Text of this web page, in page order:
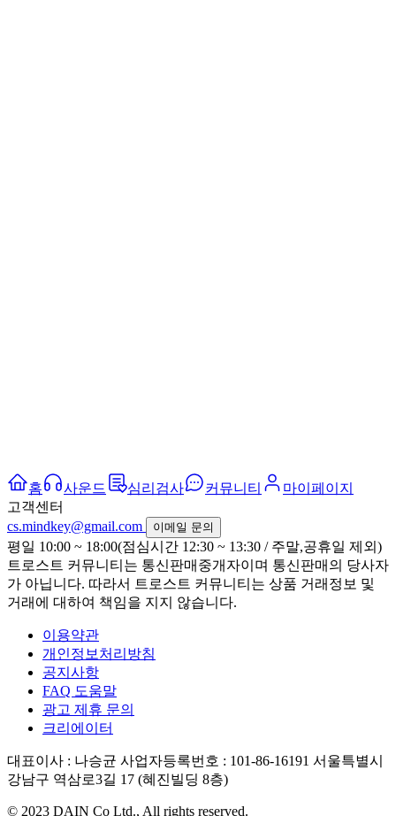
홈 사운드 심리검사 커뮤니티
마이페이지
고객센터
cs.mindkey@gmail.com
이메일 문의
평일 10:00 ~ 18:00(점심시간 12:30 ~ 13:30 / 주말,공휴일 제외)
트로스트 커뮤니티는 통신판매중개자이며 통신판매의 당사자
가 아닙니다. 따라서 트로스트 커뮤니티는 상품 거래정보 및
거래에 대하여 책임을 지지 않습니다.
이용약관
개인정보처리방침
공지사항
FAQ 도움말
광고 제휴 문의
크리에이터
대표이사 : 나승균 사업자등록번호 : 101-86-16191 서울특별시
강남구 역삼로3길 17 (혜진빌딩 8층)
© 2023 DAIN Co Ltd., All rights reserved.